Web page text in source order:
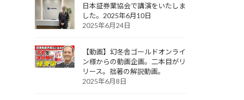
日本証券業協会で講演をいたしま
した。2025年6月10日
2025年6月24日
【動画】幻冬舎ゴールドオンライ
ン様からの動画企画。二本目がリ
リース。拙著の解説動画。
2025年6月8日